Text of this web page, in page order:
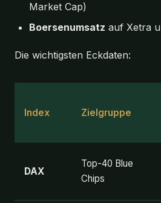
Market Cap)
Boersenumsatz auf Xetra
Die wichtigsten Eckdaten:
Index Zielgruppe
DAX
Top-40 Blue
Chips